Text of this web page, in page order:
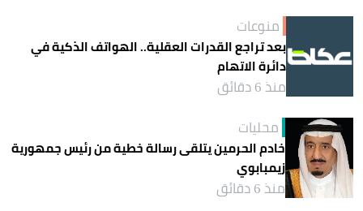
منوعات
بعد تراجع القدرات العقلية.. الهواتف الذكية في
دائرة الاتهام
منذ 6 دقائق
محليات
خادم الحرمين يتلقى رسالة خطية من رئيس جمهورية
زيمبابوي
منذ 6 دقائق